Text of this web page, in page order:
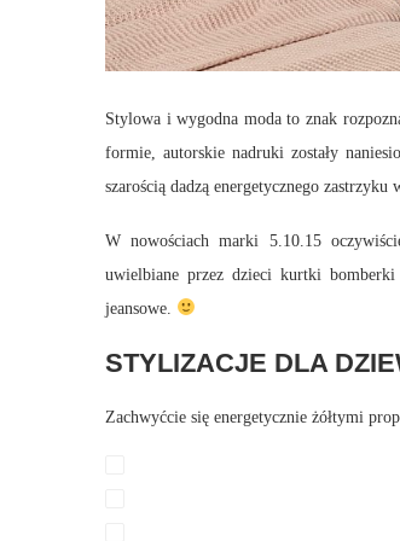
Stylowa i wygodna moda to znak
formie, autorskie nadruki zostały
szarością dadzą energetycznego
W nowościach marki 5.10.15
uwielbiane przez dzieci kurtki
jeansowe.
STYLIZACJE DLA
Zachwyćcie się energetycznie żółtymi